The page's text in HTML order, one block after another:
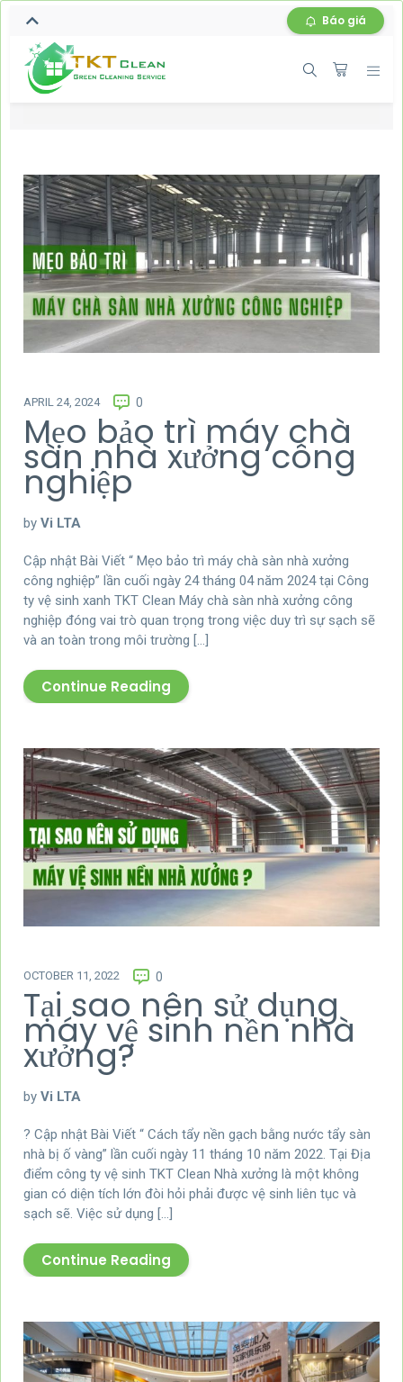
Báo giá
APRIL 24, 2024 0
Mẹo bảo trì máy chà
sàn nhà xưởng công
nghiệp
by Vi LTA
Cập nhật Bài Viết “ Mẹo bảo trì máy chà sàn nhà xưởng
công nghiệp” lần cuối ngày 24 tháng 04 năm 2024 tại Công
ty vệ sinh xanh TKT Clean Máy chà sàn nhà xưởng công
nghiệp đóng vai trò quan trọng trong việc duy trì sự sạch sẽ
và an toàn trong môi trường […]
Continue Reading
OCTOBER 11, 2022 0
Tại sao nên sử dụng
máy vệ sinh nền nhà
xưởng?
by Vi LTA
? Cập nhật Bài Viết “ Cách tẩy nền gạch bằng nước tẩy sàn
nhà bị ố vàng” lần cuối ngày 11 tháng 10 năm 2022. Tại Địa
điểm công ty vệ sinh TKT Clean Nhà xưởng là một không
gian có diện tích lớn đòi hỏi phải được vệ sinh liên tục và
sạch sẽ. Việc sử dụng […]
Continue Reading